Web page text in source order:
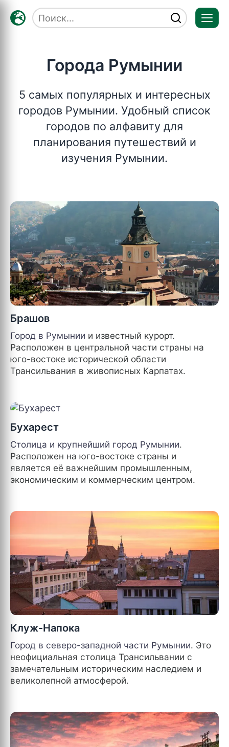
Города Румынии
5 самых популярных и интересных
городов Румынии. Удобный список
городов по алфавиту для
планирования путешествий и
изучения Румынии.
Брашов
Город в Румынии и известный курорт.
Расположен в центральной части страны на
юго-востоке исторической области
Трансильвания в живописных Карпатах.
Бухарест
Столица и крупнейший город Румынии.
Расположен на юго-востоке страны и
является её важнейшим промышленным,
экономическим и коммерческим центром.
Клуж-Напока
Город в северо-западной части Румынии. Это
неофициальная столица Трансильвании с
замечательным историческим наследием и
великолепной атмосферой.